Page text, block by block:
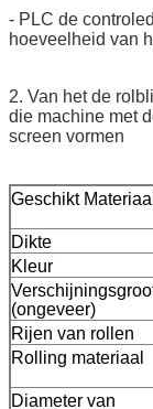
- PLC de
hoeveelheid van
2. Van het de
die machine met
screen vormen
Geschikt Materiaal
Dikte
Kleur
(ongeveer)
Rijen van rollen
Rolling materiaal
Diameter van